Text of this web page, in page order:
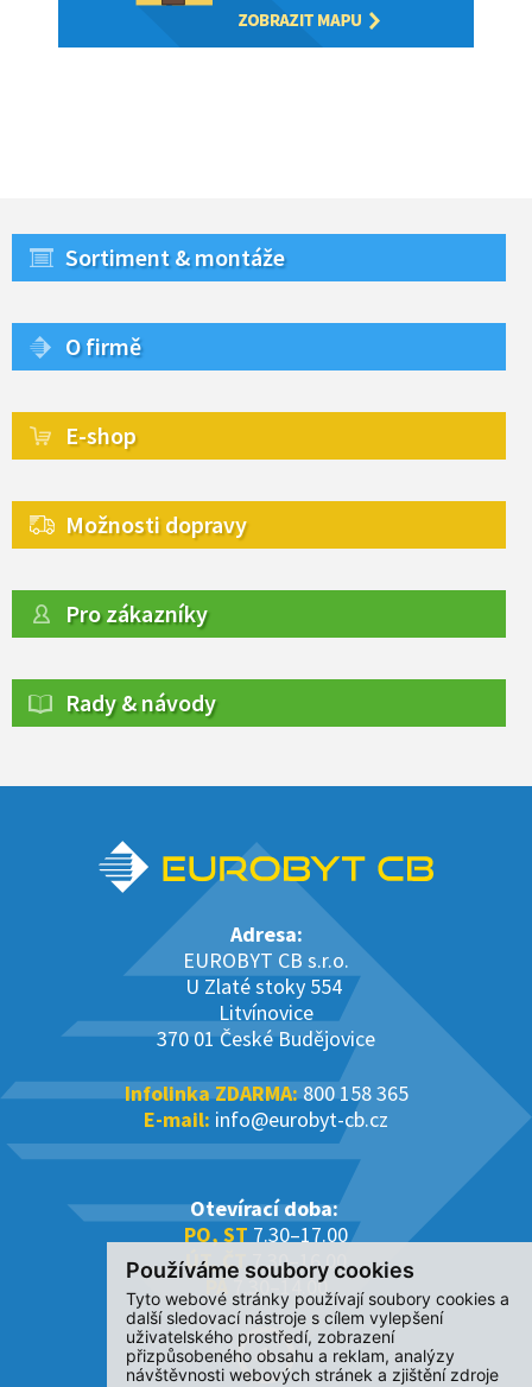
Používáme soubory cookies
Tyto webové stránky používají soubory cookies a
další sledovací nástroje s cílem vylepšení
uživatelského prostředí, zobrazení
přizpůsobeného obsahu a reklam, analýzy
návštěvnosti webových stránek a zjištění zdroje
Sortiment & montáže
O firmě
E-shop
Možnosti dopravy
Pro zákazníky
Rady & návody
Adresa:
EUROBYT CB s.r.o.
U Zlaté stoky 554
Litvínovice
370 01 České Budějovice
Infolinka ZDARMA:800 158 365
E-mail: info@eurobyt-cb.cz
Otevírací doba:
PO, ST 7.30–17.00
ÚT, ČT7.30–16.00
PÁ7.30–14.00